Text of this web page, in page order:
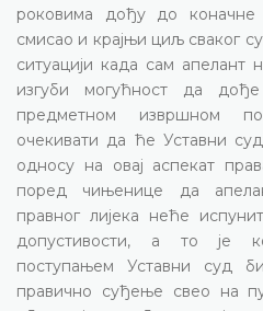
роковима дођу до
смисао и крајњи циљ сваког
ситуацији када сам апелант
изгуби могућност да
предметном извршном
очекивати да ће Уставни
односу на овај аспекат
поред чињенице да
правног лијека неће
допустивости, а то је
поступањем Уставни суд
правично суђење свео на